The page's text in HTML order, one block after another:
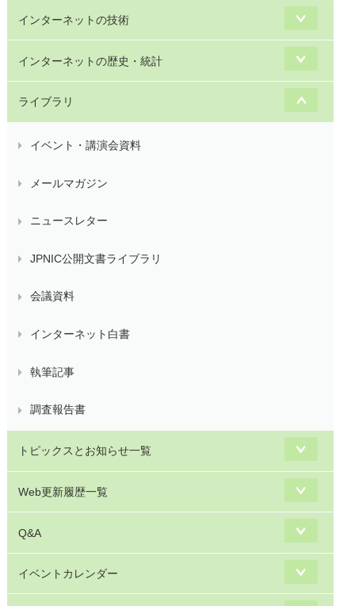
インターネットの技術
インターネットの歴史・統計
ライブラリ
イベント・講演会資料
メールマガジン
ニュースレター
JPNIC公開文書ライブラリ
会議資料
インターネット白書
執筆記事
調査報告書
トピックスとお知らせ一覧
Web更新履歴一覧
Q&A
イベントカレンダー